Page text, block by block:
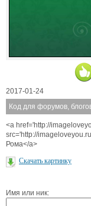
2017-01-24
Код для форумов,
<a href='http://
src='http://
Рома</a>
Скачать картинку
Имя или ник: